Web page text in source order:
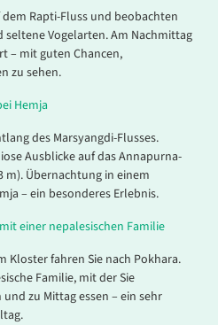
Rapti-Fluss und beobachten
Vogelarten. Am Nachmittag
– mit guten Chancen,
zu sehen.
Hemja
des Marsyangdi-Flusses.
Ausblicke auf das Annapurna-
m). Übernachtung in einem
– ein besonderes Erlebnis.
einer nepalesischen Familie
Kloster fahren Sie nach Pokhara.
Familie, mit der Sie
zu Mittag essen – ein sehr